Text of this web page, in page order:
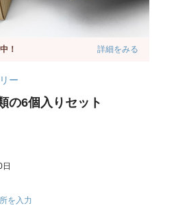
！ 詳細をみる
ー
の6個入りセット
を入力